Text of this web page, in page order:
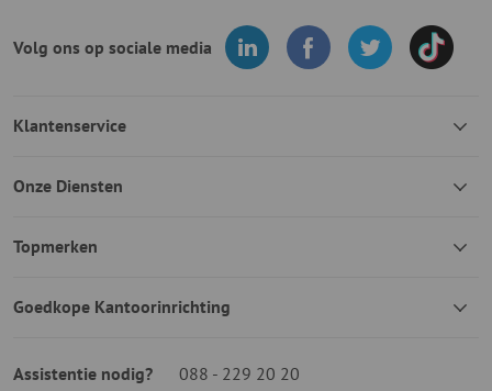
Volg ons op sociale media
Klantenservice
Onze Diensten
Topmerken
Goedkope Kantoorinrichting
Assistentie nodig? 088 - 229 20 20